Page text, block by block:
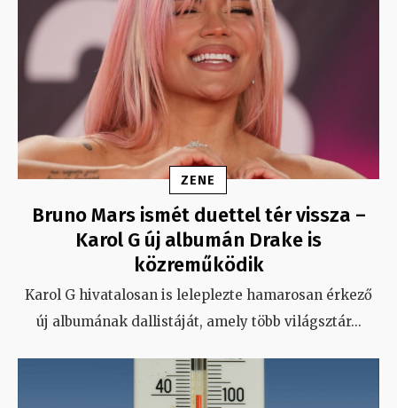
ZENE
Bruno Mars ismét duettel tér vissza –
Karol G új albumán Drake is
közreműködik
Karol G hivatalosan is leleplezte hamarosan érkező
új albumának dallistáját, amely több világsztár...